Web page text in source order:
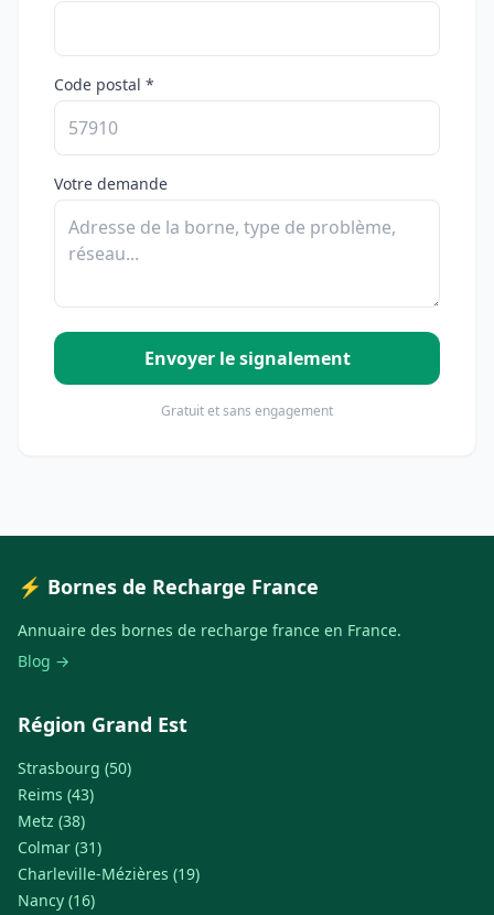
Code postal *
Votre demande
Envoyer le signalement
Gratuit et sans engagement
⚡ Bornes de Recharge France
Annuaire des bornes de recharge france en France.
Blog →
Région Grand Est
Strasbourg (50)
Reims (43)
Metz (38)
Colmar (31)
Charleville-Mézières (19)
Nancy (16)